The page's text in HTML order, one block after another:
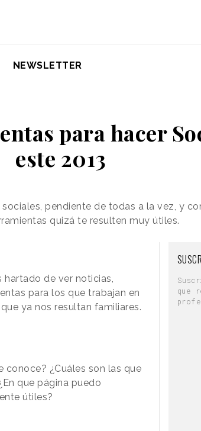
NEWSLETTER
para hacer
este 2013
pendiente de todas a la vez, y
quizá te resulten muy útiles.
de ver noticias,
para los que trabajan en
ya nos resultan familiares.
conoce? ¿Cuáles son las que
que página puedo
útiles?
que